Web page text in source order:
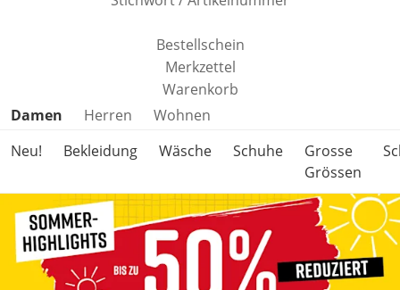
Bestellschein
Merkzettel
Warenkorb
Produktkategorien überspringen
Damen Herren
Wohnen
Neu!
Bekleidung Wäsche Schuhe
Grosse
Grössen